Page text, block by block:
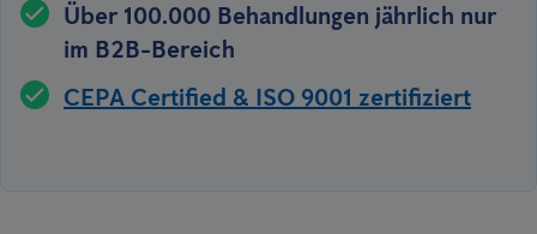
Über 100.000 Behandlungen jährlich nur
im B2B-Bereich
CEPA Certified & ISO 9001 zertifiziert